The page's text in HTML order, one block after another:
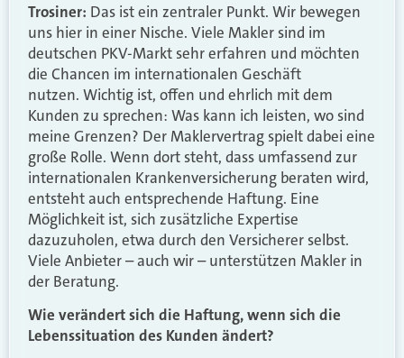
Trosiner: Das ist ein zentraler Punkt. Wir bewegen
uns hier in einer Nische. Viele Makler sind im
deutschen PKV-Markt sehr erfahren und möchten
die Chancen im internationalen Geschäft
nutzen. Wichtig ist, offen und ehrlich mit dem
Kunden zu sprechen: Was kann ich leisten, wo sind
meine Grenzen? Der Maklervertrag spielt dabei eine
große Rolle. Wenn dort steht, dass umfassend zur
internationalen Krankenversicherung beraten wird,
entsteht auch entsprechende Haftung. Eine
Möglichkeit ist, sich zusätzliche Expertise
dazuzuholen, etwa durch den Versicherer selbst.
Viele Anbieter – auch wir – unterstützen Makler in
der Beratung.
Wie verändert sich die Haftung, wenn sich die
Lebenssituation des Kunden ändert?